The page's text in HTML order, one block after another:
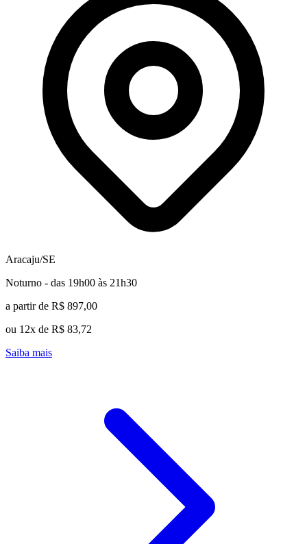
Aracaju/SE
Noturno - das 19h00 às 21h30
a partir de R$ 897,00
ou 12x de R$ 83,72
Saiba mais